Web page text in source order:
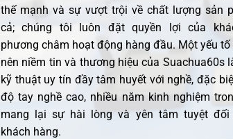
thế mạnh và sự vượt trội về chất lượng sản
cả; chúng tôi luôn đặt quyền lợi của
phương châm hoạt động hàng đầu. Một yếu
nên niềm tin và thương hiệu của Suachua60s
kỹ thuật uy tín đầy tâm huyết với nghề, đặc
độ tay nghề cao, nhiều năm kinh nghiệm
mang lại sự hài lòng và yên tâm tuyệt đối
khách hàng.